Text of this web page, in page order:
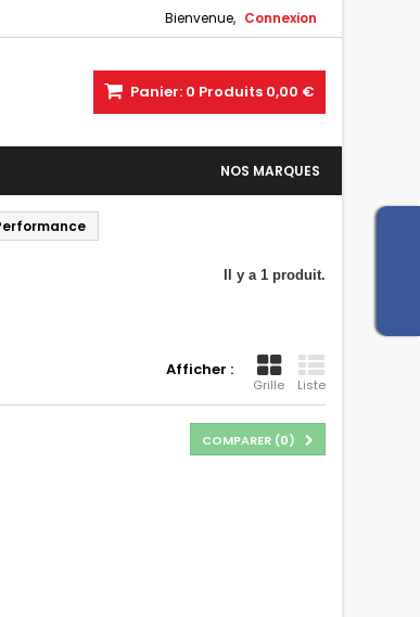
Bienvenue, Connexion
Panier: 0 Produits 0,00 €
NOS MARQUES
Il y a 1 produit.
Afficher :
Grille Liste
COMPARER (0)